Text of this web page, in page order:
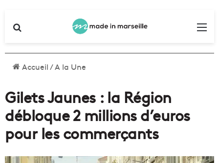
Accueil/A la Une
Gilets Jaunes : la Région
débloque 2 millions d’euros
pour les commerçants